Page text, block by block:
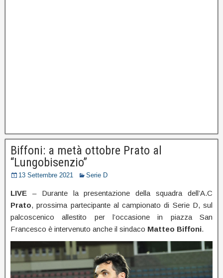
Biffoni: a metà ottobre Prato al
“Lungobisenzio”
13 Settembre 2021 Serie D
LIVE – Durante la presentazione della squadra dell’A.C
Prato, prossima partecipante al campionato di Serie D, sul
palcoscenico allestito per l’occasione in piazza San
Francesco è intervenuto anche il sindaco Matteo Biffoni.